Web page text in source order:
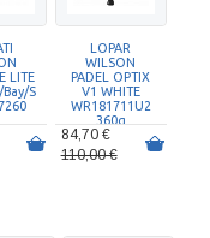
LITE
S
LOPAR
WILSON
PADEL OPTIX
V1 WHITE
WR181711U2
360g
84,70 €
110,00 €